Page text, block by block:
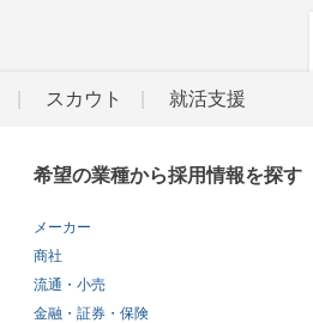
スカウト 就活支援
希望の業種から採用情報を探す
メーカー
商社
流通・小売
金融・証券・保険